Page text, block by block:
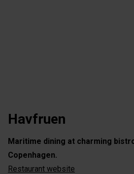
Havfruen
Maritime dining at charming
Copenhagen.
Restaurant website